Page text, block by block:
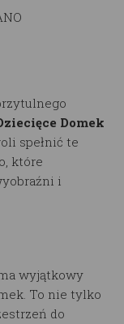
Domek
spełnić te
które
i
wyjątkowy
To nie tylko
do